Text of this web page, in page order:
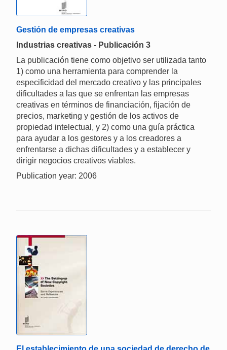
Gestión de empresas creativas
Industrias creativas - Publicación 3
La publicación tiene como objetivo ser utilizada tanto
1) como una herramienta para comprender la
especificidad del mercado creativo y las principales
dificultades a las que se enfrentan las empresas
creativas en términos de financiación, fijación de
precios, marketing y gestión de los activos de
propiedad intelectual, y 2) como una guía práctica
para ayudar a los gestores y a los creadores a
enfrentarse a dichas dificultades y a establecer y
dirigir negocios creativos viables.
Publication year: 2006